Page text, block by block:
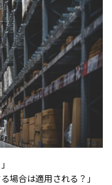
場合は適用される？」